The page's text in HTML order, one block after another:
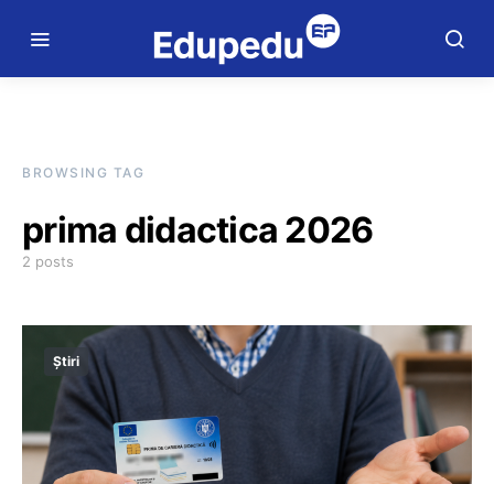
BROWSING TAG
prima didactica 2026
2 posts
Știri